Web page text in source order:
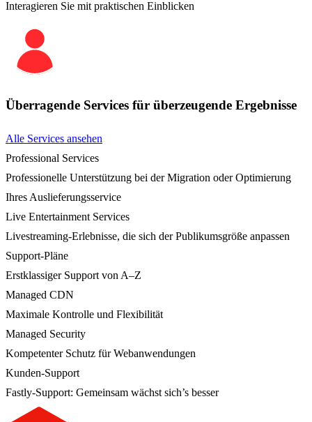
Interagieren Sie mit praktischen Einblicken
Überragende Services für überzeugende Ergebnisse
Alle Services ansehen
Professional Services
Professionelle Unterstützung bei der Migration oder Optimierung
Ihres Auslieferungsservice
Live Entertainment Services
Livestreaming-Erlebnisse, die sich der Publikumsgröße anpassen
Support-Pläne
Erstklassiger Support von A–Z
Managed CDN
Maximale Kontrolle und Flexibilität
Managed Security
Kompetenter Schutz für Webanwendungen
Kunden-Support
Fastly-Support: Gemeinsam wächst sich’s besser